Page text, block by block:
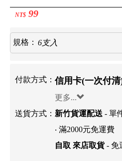
NT$ 99
規格： 6支入
付款方式： 信用卡(一次付
更多...
送貨方式： 新竹貨運配送 - 單
‧ 滿2000元免運費
自取 來店取貨- 免